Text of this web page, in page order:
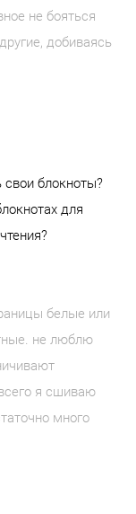
не бояться
добиваясь
блокноты?
для
белые или
не люблю
я сшиваю
много